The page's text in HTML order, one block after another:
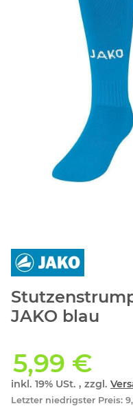
JAKO blau
5,99 €
inkl. 19% USt. , zzgl.
Letzter niedrigster Preis: